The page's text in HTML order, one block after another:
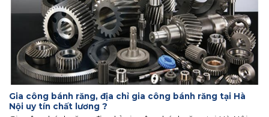
Gia công bánh răng, địa chỉ gia công bánh răng tại Hà
Nội uy tín chất lương ?